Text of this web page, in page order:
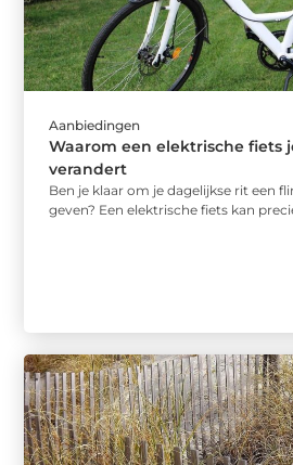
Aanbiedingen
Waarom een elektrische fiets
verandert
Ben je klaar om je dagelijkse rit een
geven? Een elektrische fiets kan